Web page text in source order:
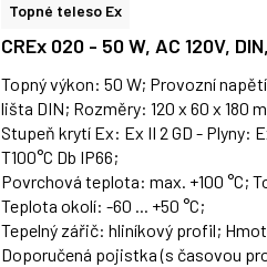
Topné teleso Ex
CREx 020 - 50 W, AC 120V,
Topný výkon: 50 W; Provozní
lišta DIN; Rozměry: 120 x 60 x 180
Stupeň krytí Ex: Ex II 2 GD - Plyny:
T100°C Db IP66;
Povrchová teplota: max. +100 °C;
Teplota okolí: -60 ... +50 °C;
Tepelný zářič: hliníkový profil;
Doporučená pojistka (s časovou